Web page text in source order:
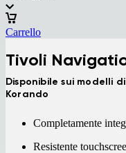
Carrello
Tivoli
Disponibile sui modelli
Korando
Completamente
Resistente